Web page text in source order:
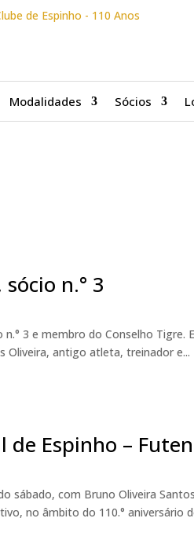
Modalidades Sócios
n.° 3
3 e membro do Conselho Tigre.
Oliveira, antigo atleta, treinador e...
Espinho –
sábado, com Bruno Oliveira
no âmbito do 110.° aniversário